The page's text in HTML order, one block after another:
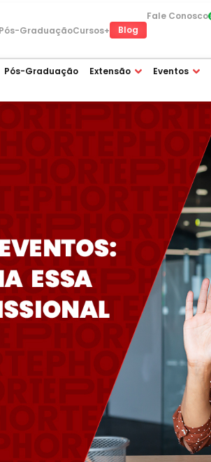
GraduaçãoCursos+ Blog
Fale Conosco
Pós-Graduação Extensão Eventos